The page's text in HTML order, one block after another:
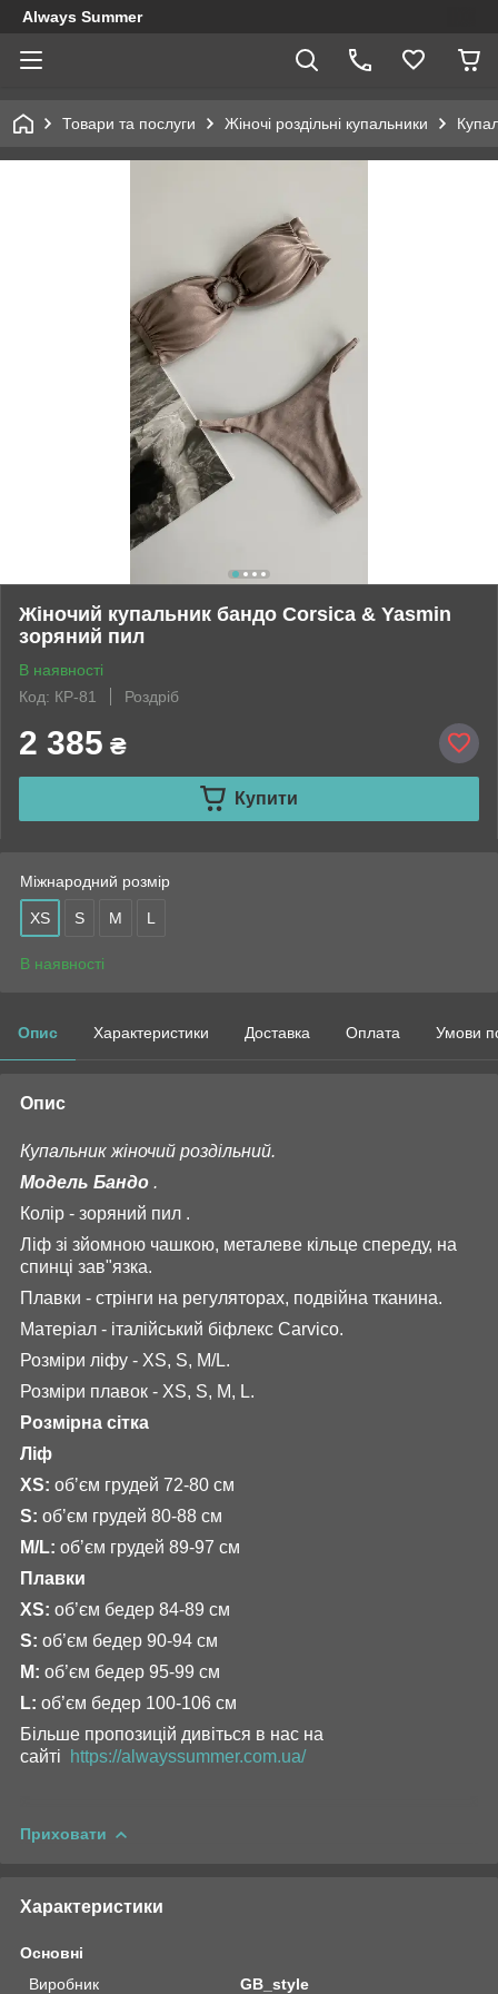
Always Summer
Товари та послуги Жіночі роздільні купальники
Жіночий купальник бандо Corsica & Yasmin
зоряний пил
В наявності
Код: КР-81
Роздріб
2 385 ₴
Купити
Міжнародний розмір
XS S M L
В наявності
Опис Характеристики Доставка Оплата Умови
Опис
Купальник жіночий роздільний.
Модель Бандо .
Колір - зоряний пил .
Ліф зі зйомною чашкою, металеве кільце спереду, на
спинці зав"язка.
Плавки - стрінги на регуляторах, подвійна тканина.
Матеріал - італійський біфлекс Carvico.
Розміри ліфу - XS, S, M/L.
Розміри плавок - XS, S, M, L.
Розмірна сітка
Ліф
XS: обʼєм грудей 72-80 см
S: обʼєм грудей 80-88 см
M/L: обʼєм грудей 89-97 см
Плавки
XS: об’єм бедер 84-89 см
S: об’єм бедер 90-94 см
М: об’єм бедер 95-99 см
L: об’єм бедер 100-106 см
Більше пропозицій дивіться в нас на
сайті
https://alwayssummer.com.ua/
Приховати
Характеристики
Основні
Виробник
GB_style